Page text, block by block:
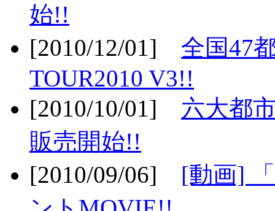
始!!
[2010/12/01] 全国47
TOUR2010 V3!!
[2010/10/01] 六大都
販売開始!!
[2010/09/06] [動画]